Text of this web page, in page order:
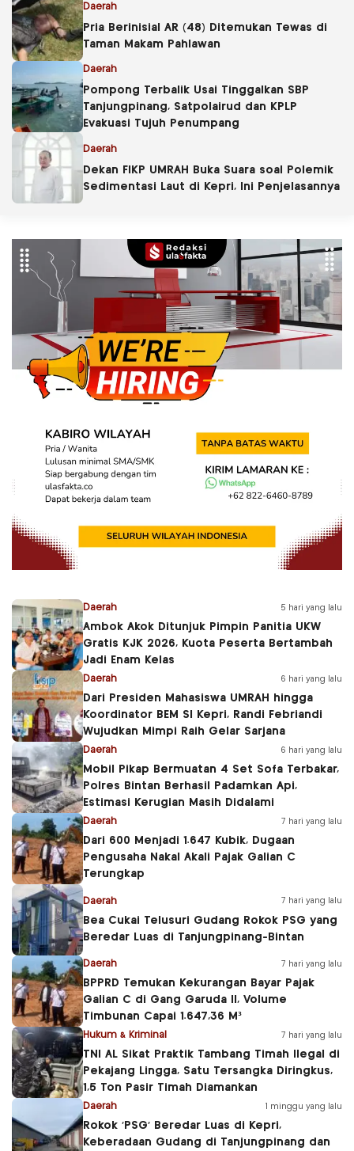
Daerah
Pria Berinisial AR (48) Ditemukan Tewas di
Taman Makam Pahlawan
Daerah
Pompong Terbalik Usai Tinggalkan SBP
Tanjungpinang, Satpolairud dan KPLP
Evakuasi Tujuh Penumpang
Daerah
Dekan FIKP UMRAH Buka Suara soal Polemik
Sedimentasi Laut di Kepri, Ini Penjelasannya
Daerah 5 hari yang lalu
Ambok Akok Ditunjuk Pimpin Panitia UKW
Gratis KJK 2026, Kuota Peserta Bertambah
Jadi Enam Kelas
Daerah 6 hari yang lalu
Dari Presiden Mahasiswa UMRAH hingga
Koordinator BEM SI Kepri, Randi Febriandi
Wujudkan Mimpi Raih Gelar Sarjana
Daerah 6 hari yang lalu
Mobil Pikap Bermuatan 4 Set Sofa Terbakar,
Polres Bintan Berhasil Padamkan Api,
Estimasi Kerugian Masih Didalami
Daerah 7 hari yang lalu
Dari 600 Menjadi 1.647 Kubik, Dugaan
Pengusaha Nakal Akali Pajak Galian C
Terungkap
Daerah 7 hari yang lalu
Bea Cukai Telusuri Gudang Rokok PSG yang
Beredar Luas di Tanjungpinang-Bintan
Daerah 7 hari yang lalu
BPPRD Temukan Kekurangan Bayar Pajak
Galian C di Gang Garuda II, Volume
Timbunan Capai 1.647,36 M³
Hukum & Kriminal 7 hari yang lalu
TNI AL Sikat Praktik Tambang Timah Ilegal di
Pekajang Lingga, Satu Tersangka Diringkus,
1,5 Ton Pasir Timah Diamankan
Daerah 1 minggu yang lalu
Rokok ‘PSG’ Beredar Luas di Kepri,
Keberadaan Gudang di Tanjungpinang dan